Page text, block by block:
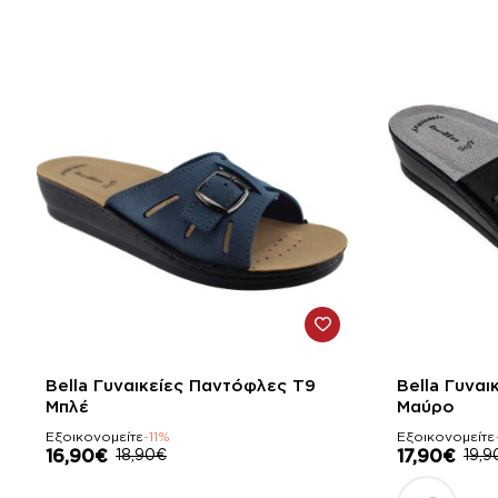
-11%
Bella Γυναικείες Παντόφλες Τ9
Μπλέ
Εξοικονομείτε-11%
16,90€ 18,90€
-10%
Bella
Μαύρο
Εξοικονομείτε
17,90€